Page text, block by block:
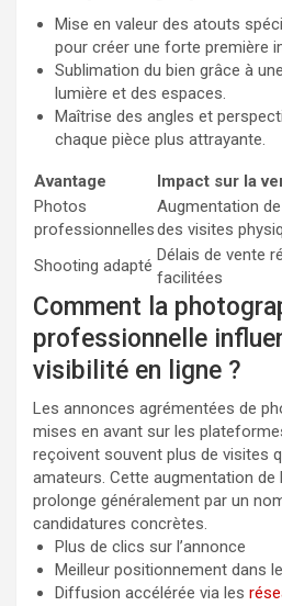
Mise en valeur des atouts
pour créer une forte première
Sublimation du bien grâce à
lumière et des espaces.
Maîtrise des angles et
chaque pièce plus attrayante.
Avantage
Impact sur la
Photos
professionnelles
Augmentation
des visites
Shooting adapté
Délais de vente
facilitées
Comment la
professionnelle
visibilité en ligne ?
Les annonces agrémentées de
mises en avant sur les
reçoivent souvent plus de visites
amateurs. Cette augmentation de
prolonge généralement par un
candidatures concrètes.
Plus de clics sur l’annonce
Meilleur positionnement dans
Diffusion accélérée via les